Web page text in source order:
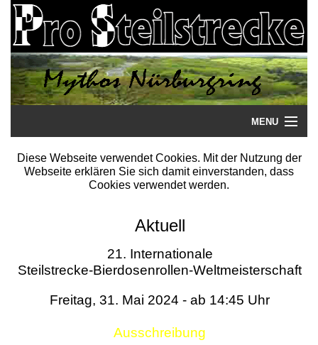
MENU
Startseite
Literatur
Termine
Diese Webseite verwendet Cookies. Mit der Nutzung der
Webseite erklären Sie sich damit einverstanden, dass
Cookies verwendet werden.
Aktuell
21. Internationale
Steilstrecke-Bierdosenrollen-Weltmeisterschaft
Freitag, 31. Mai 2024 - ab 14:45 Uhr
Ausschreibung